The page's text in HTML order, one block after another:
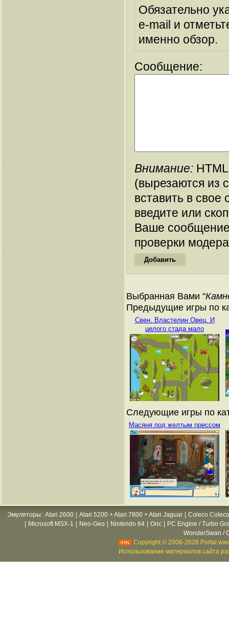
Обязательно
e-mail и
именно обзор.
Сообщение:
Внимание:
(вырезаются из
вставить в
введите или
Ваше
проверки
Выбранная Вами "
Предыдущие игры по
Свен. Властелин Овец. И
целого стада мало
Следующие игры по
Масяня под желтым прессом
Эмуляторы : Atari 2600 Atari 5200 + Atari 7800 + Atari Jaguar
Coleco
Microsoft MSX-1 Neo-Geo Nintendo 64 Oric
PC Engine / Turbo
WonderSwan /
Copyright © 2006-2026 Portal
Использование материалов сайта